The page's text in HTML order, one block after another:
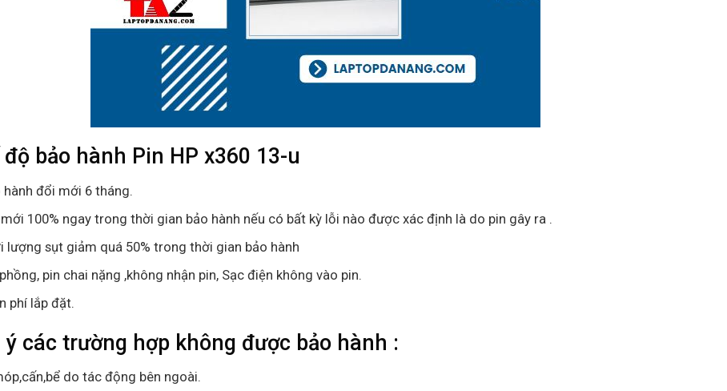
độ bảo hành Pin HP x360 13-u
hành đổi mới 6 tháng.
100% ngay trong thời gian bảo hành nếu có bất kỳ lỗi nào được xác định là do pin gây ra .
lượng sụt giảm quá 50% trong thời gian bảo hành
pin chai nặng ,không nhận pin, Sạc điện không vào pin.
phí lắp đặt.
ý các trường hợp không được bảo hành :
do tác động bên ngoài.